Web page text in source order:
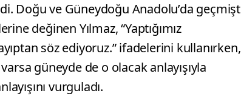
Doğu ve Güneydoğu Anadolu’da
değinen Yılmaz, “Yaptığımız
söz ediyoruz.” ifadelerini kullanırken,
güneyde de o olacak anlayışıyla
vurguladı.